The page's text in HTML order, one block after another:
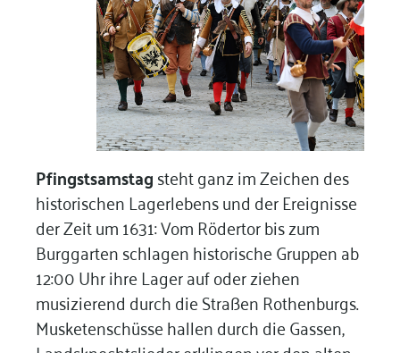
Pfingstsamstagsteht ganz im Zeichen des
historischen Lagerlebens und der Ereignisse
der Zeit um 1631: Vom Rödertor bis zum
Burggarten schlagen historische Gruppen ab
12:00 Uhr ihre Lager auf oder ziehen
musizierend durch die Straßen Rothenburgs.
Musketenschüsse hallen durch die Gassen,